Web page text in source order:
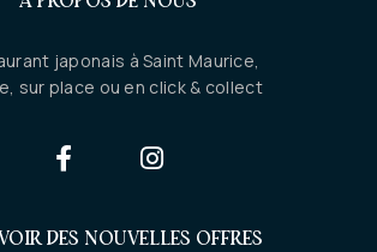
japonais à Saint Maurice,
sur place ou en click & collect
DES NOUVELLES OFFRES